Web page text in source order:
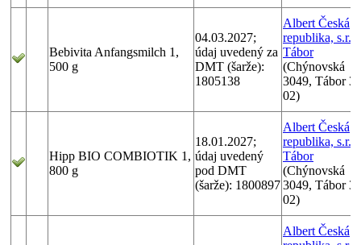
Bebivita Anfangsmilch 1,
500 g
04.03.2027;
údaj uvedený za
DMT (šarže):
1805138
Albert Česká
republika, s.r.o.
Tábor
(Chýnovská
3049, Tábor
02)
Hipp BIO COMBIOTIK 1,
800 g
18.01.2027;
údaj uvedený
pod DMT
(šarže): 1800897
Albert Česká
republika, s.r.o.
Tábor
(Chýnovská
3049, Tábor
02)
Albert Česká